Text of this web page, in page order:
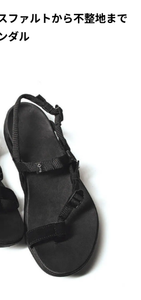
ファルトから不整地まで
ダル